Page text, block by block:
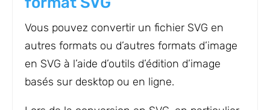
Vous pouvez convertir un fichier SVG en
autres formats ou d’autres formats d’image
en SVG à l’aide d’outils d’édition d’image
basés sur desktop ou en ligne.